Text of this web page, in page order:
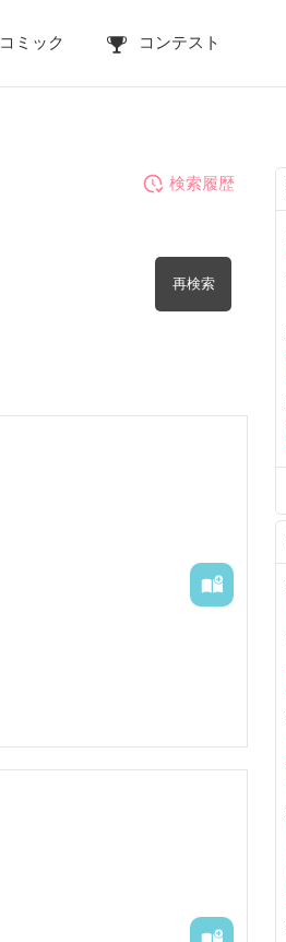
コミック コンテスト
再検索
を含む
検索履歴